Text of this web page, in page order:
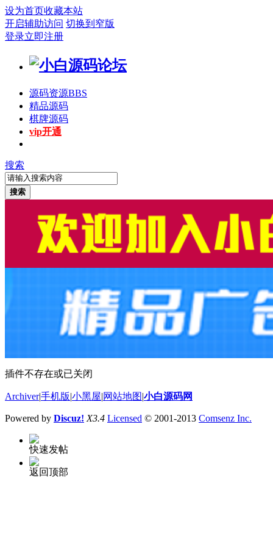
设为首页收藏本站
开启辅助访问 切换到窄版
登录立即注册
源码资源BBS
精品源码
棋牌源码
vip开通
搜索
搜索
插件不存在或已关闭
Archiver|手机版 小黑屋 网站地图 小白源码网
Powered by Discuz! X3.4 Licensed © 2001-2013 Comsenz Inc.
快速发帖
返回顶部